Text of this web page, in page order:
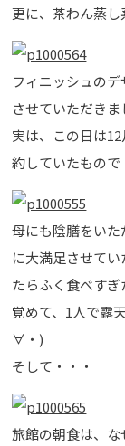
更に、茶わん蒸し
フィニッシュの
させていただき
実は、この日は
約していたもので
母にも陰膳をい
に大満足させて
たらふく食べす
覚めて、1人で露
∀・)
そして・・・
旅館の朝食は、